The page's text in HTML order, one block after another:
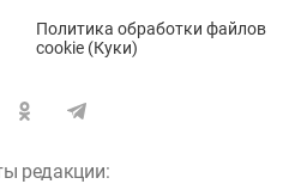
Политика обработки файлов
cookie (Куки)
редакции: